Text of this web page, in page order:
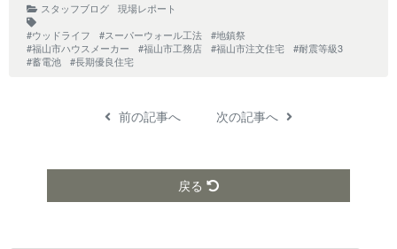
スタッフブログ
現場レポート
#ウッドライフ
#スーパーウォール工法
#地鎮祭
#福山市ハウスメーカー
#福山市工務店 #福山市注文住宅
#耐震等級3
#蓄電池
#長期優良住宅
前の記事へ 次の記事へ
戻る